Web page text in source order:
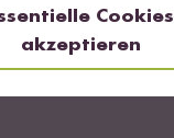
Cookies
akzeptieren